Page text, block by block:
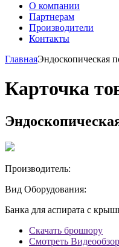
О компании
Партнерам
Производители
Контакты
ГлавнаяЭндоскопическая
Карточка
Производитель:
Вид Оборудования:
Банка для аспирата с
Скачать брошюру
Смотреть Видеообзор